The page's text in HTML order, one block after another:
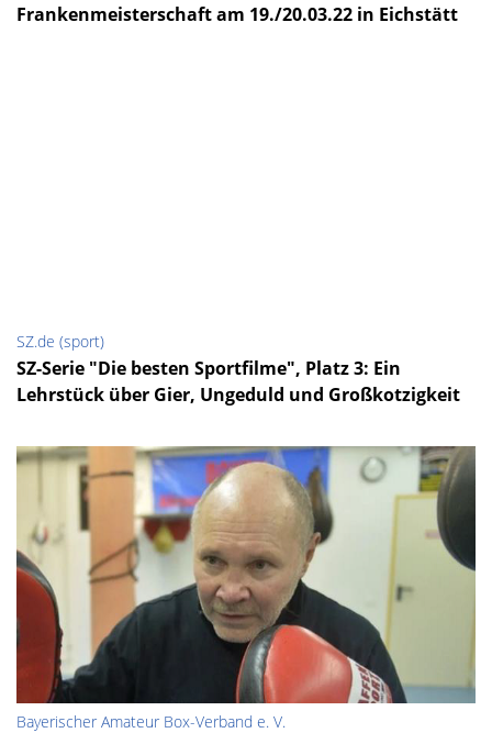
Frankenmeisterschaft am 19./20.03.22 in Eichstätt
SZ.de (sport)
SZ-Serie "Die besten Sportfilme", Platz 3: Ein
Lehrstück über Gier, Ungeduld und Großkotzigkeit
Bayerischer Amateur Box-Verband e. V.